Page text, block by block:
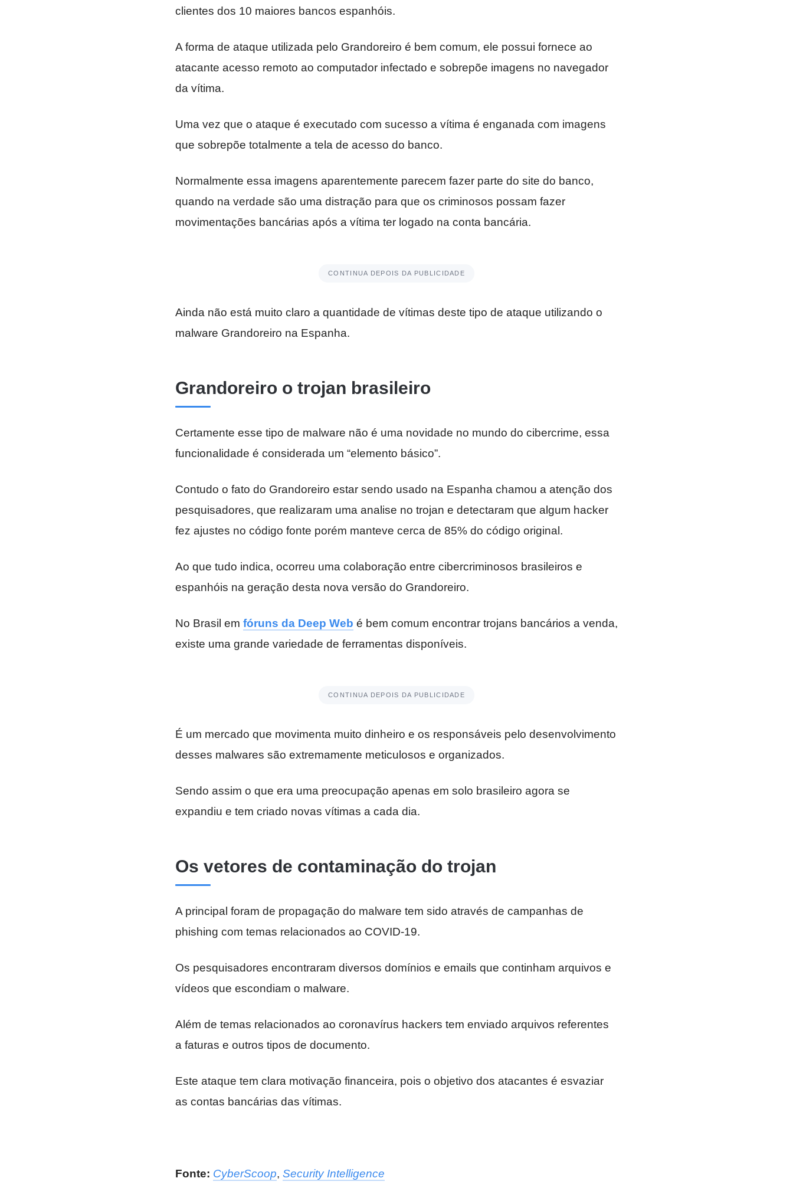
clientes dos 10 maiores bancos espanhóis.
A forma de ataque utilizada pelo Grandoreiro é bem comum, ele possui fornece ao
atacante acesso remoto ao computador infectado e sobrepõe imagens no navegador
da vítima.
Uma vez que o ataque é executado com sucesso a vítima é enganada com imagens
que sobrepõe totalmente a tela de acesso do banco.
Normalmente essa imagens aparentemente parecem fazer parte do site do banco,
quando na verdade são uma distração para que os criminosos possam fazer
movimentações bancárias após a vítima ter logado na conta bancária.
CONTINUA DEPOIS DA PUBLICIDADE
Ainda não está muito claro a quantidade de vítimas deste tipo de ataque utilizando o
malware Grandoreiro na Espanha.
Grandoreiro o trojan brasileiro
Certamente esse tipo de malware não é uma novidade no mundo do cibercrime, essa
funcionalidade é considerada um “elemento básico”.
Contudo o fato do Grandoreiro estar sendo usado na Espanha chamou a atenção dos
pesquisadores, que realizaram uma analise no trojan e detectaram que algum hacker
fez ajustes no código fonte porém manteve cerca de 85% do código original.
Ao que tudo indica, ocorreu uma colaboração entre cibercriminosos brasileiros e
espanhóis na geração desta nova versão do Grandoreiro.
No Brasil em fóruns da Deep Web é bem comum encontrar trojans bancários a venda,
existe uma grande variedade de ferramentas disponíveis.
CONTINUA DEPOIS DA PUBLICIDADE
É um mercado que movimenta muito dinheiro e os responsáveis pelo desenvolvimento
desses malwares são extremamente meticulosos e organizados.
Sendo assim o que era uma preocupação apenas em solo brasileiro agora se
expandiu e tem criado novas vítimas a cada dia.
Os vetores de contaminação do trojan
A principal foram de propagação do malware tem sido através de campanhas de
phishing com temas relacionados ao COVID-19.
Os pesquisadores encontraram diversos domínios e emails que continham arquivos e
vídeos que escondiam o malware.
Além de temas relacionados ao coronavírus hackers tem enviado arquivos referentes
a faturas e outros tipos de documento.
Este ataque tem clara motivação financeira, pois o objetivo dos atacantes é esvaziar
as contas bancárias das vítimas.
Fonte: CyberScoop, Security Intelligence